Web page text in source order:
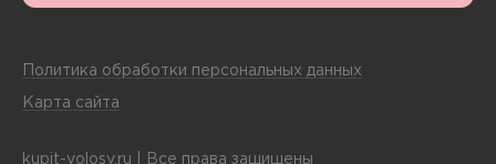
Политика обработки персональных данных
Карта сайта
kupit-volosy.ru | Все права защищены